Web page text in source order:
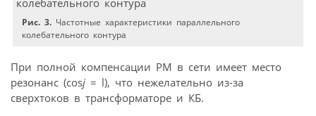
Рис. 3. Частотные характеристики параллельного
колебательного контура
При полной компенсации РМ в сети имеет место
резонанс (cosj = l), что нежелательно из-за
сверхтоков в трансформаторе и КБ.